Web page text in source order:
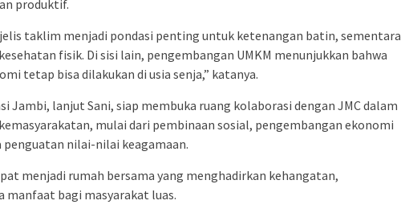
produktif.
taklim menjadi pondasi penting untuk ketenangan batin, sementara
fisik. Di sisi lain, pengembangan UMKM menunjukkan bahwa
tetap bisa dilakukan di usia senja,” katanya.
Jambi, lanjut Sani, siap membuka ruang kolaborasi dengan JMC dalam
mulai dari pembinaan sosial, pengembangan ekonomi
nilai-nilai keagamaan.
menjadi rumah bersama yang menghadirkan kehangatan,
manfaat bagi masyarakat luas.